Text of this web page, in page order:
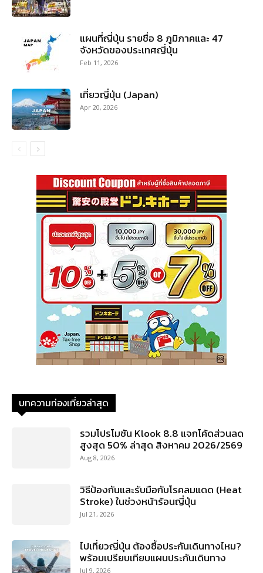
แผนที่ญี่ปุ่น รายชื่อ 8 ภูมิภาคและ 47
จังหวัดของประเทศญี่ปุ่น
Feb 11, 2026
เที่ยวญี่ปุ่น (Japan)
Apr 20, 2026
บทความท่องเที่ยวล่าสุด
รวมโปรโมชัน Klook 8.8 แจกโค้ดส่วนลด
สูงสุด 50% ล่าสุด สิงหาคม 2026/2569
Aug 8, 2026
วิธีป้องกันและรับมือกับโรคลมแดด (Heat
Stroke) ในช่วงหน้าร้อนญี่ปุ่น
Jul 21, 2026
ไปเที่ยวญี่ปุ่น ต้องซื้อประกันเดินทางไหม?
พร้อมเปรียบเทียบแผนประกันเดินทาง
Jul 9, 2026